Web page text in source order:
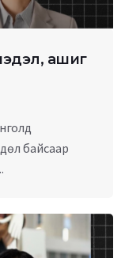
мэдэл, ашиг
байсаар